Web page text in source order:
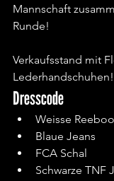
Mannschaft
Runde!
Verkaufsstand mit
Lederhandschuhen!
Dresscode
Weisse
Blaue Jeans
FCA Schal
Schwarze TNF